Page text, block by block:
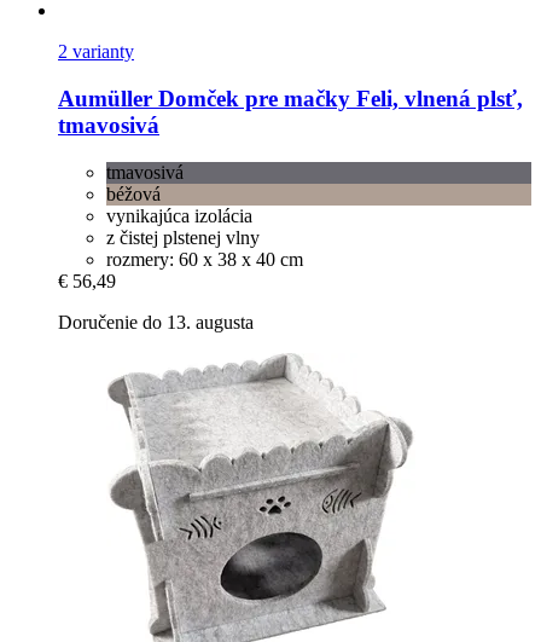
2 varianty
Aumüller Domček pre mačky Feli, vlnená plsť,
tmavosivá
tmavosivá
béžová
vynikajúca izolácia
z čistej plstenej vlny
rozmery: 60 x 38 x 40 cm
€ 56,49
Doručenie do 13. augusta